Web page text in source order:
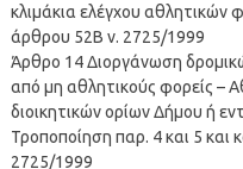
κλιμάκια ελέγχου
άρθρου 52Β ν. 2725/1999
Άρθρο 14 Διοργάνωση
από μη αθλητικούς φορείς –
διοικητικών ορίων Δήμου ή
Τροποποίηση παρ. 4 και 5
2725/1999